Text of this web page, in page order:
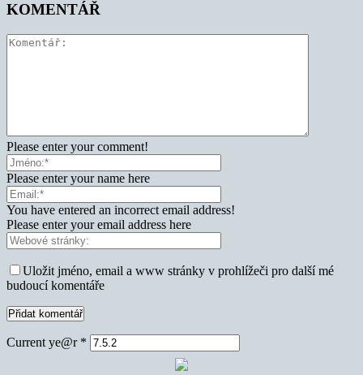
KOMENTÁŘ
Please enter your comment!
Please enter your name here
You have entered an incorrect email address!
Please enter your email address here
Uložit jméno, email a www stránky v prohlížeči pro další mé
budoucí komentáře
Current ye@r *